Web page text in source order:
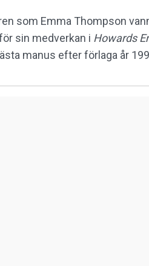
som Emma Thompson
sin medverkan i Howards
manus efter förlaga år